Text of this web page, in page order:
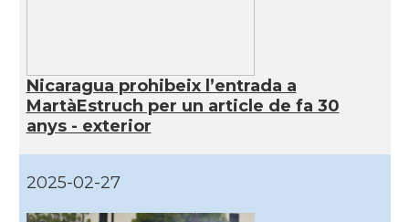
Nicaragua prohibeix l’entrada a
MartàEstruch per un article de fa 30
anys - exterior
2025-02-27